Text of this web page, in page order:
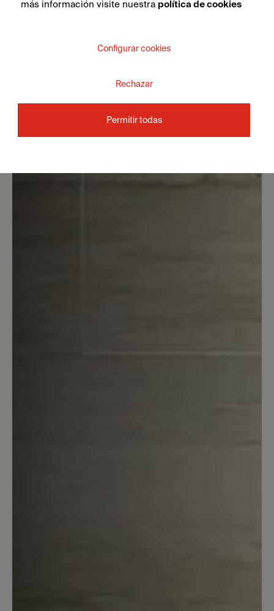
más información visite nuestra política de cookies
Configurar cookies
Rechazar
Permitir todas